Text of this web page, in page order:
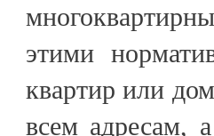
этими
квартир или
всем адресам,